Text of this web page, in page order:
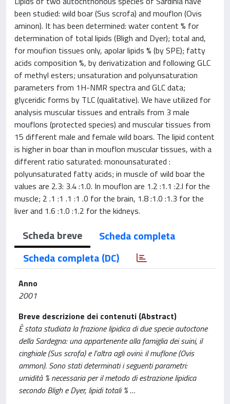
been studied: wild boar (Sus scrofa) and mouflon (Ovis
aminon). It has been determined: water content % for
determination of total lipids (Bligh and Dyer); total and,
for moufion tissues only, apolar lipids % (by SPE); fatty
acids composition %, by derivatization and following GLC
of methyl esters; unsaturation and polyunsaturation
parameters from 1H-NMR spectra and GLC data;
glyceridic forms by TLC (qualitative). We have utilized for
analysis muscular tissues and entrails from 3 male
mouflons (protected species) and muscular tissues from
15 different male and female wild boars. The lipid content
is higher in boar than in mouflon muscular tissues, with a
different ratio saturated: monounsaturated :
polyunsaturated fatty acids; in muscle of wild boar the
values are 2.3: 3.4 :1.0. In mouflon are 1.2 :1.1 :2.l for the
muscle; 2 .1 :1 .1 :1 .0 for the brain, 1.8 :1.0 :1.3 for the
liver and 1.6 :1.0 :1.2 for the kidneys.
Scheda breve
Scheda completa
Scheda completa (DC)
Anno
2001
Breve descrizione dei contenuti (Abstract)
È stata studiata la frazione lipidica di due specie autoctone
della Sardegna: una appartenente alla famiglia dei suini, il
cinghiale (Sus scrofa) e l’altra agli ovini: il muflone (Ovis
ammon). Sono stati determinati i seguenti parametri:
umidità % necessaria per il metodo di estrazione lipidica
secondo Bligh e Dyer, lipidi totali % …